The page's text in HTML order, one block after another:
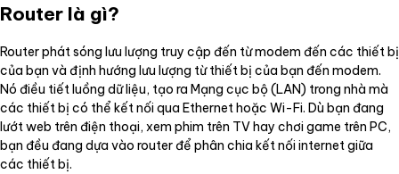
Router là gì?
Router phát sóng lưu lượng truy cập đến từ modem đến các thiết bị
của bạn và định hướng lưu lượng từ thiết bị của bạn đến modem.
Nó điều tiết luồng dữ liệu, tạo ra Mạng cục bộ (LAN) trong nhà mà
các thiết bị có thể kết nối qua Ethernet hoặc Wi-Fi. Dù bạn đang
lướt web trên điện thoại, xem phim trên TV hay chơi game trên PC,
bạn đều đang dựa vào router để phân chia kết nối internet giữa
các thiết bị.